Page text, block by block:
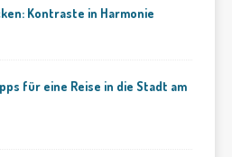
Kontraste in Harmonie
für eine Reise in die Stadt am